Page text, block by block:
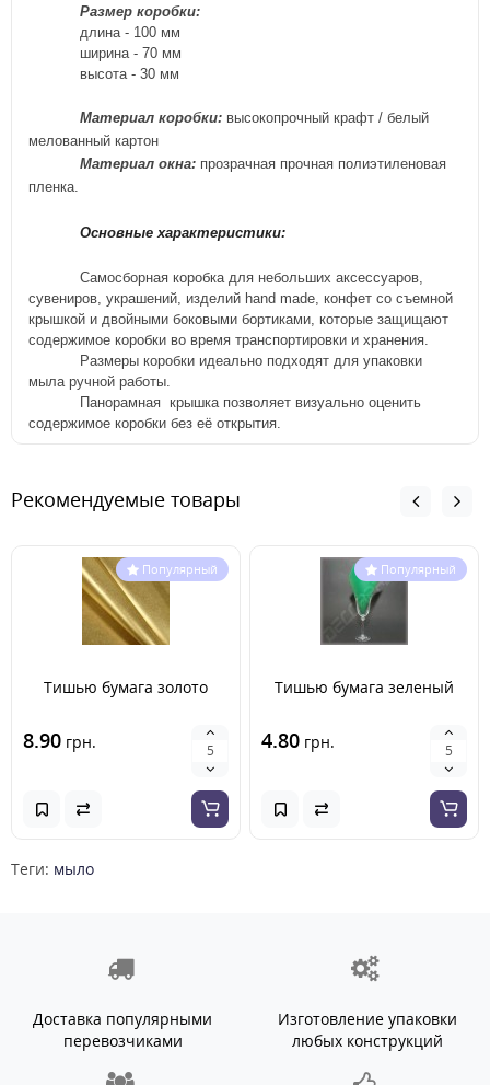
Размер коробки:
длина - 100 мм
ширина - 70 мм
высота - 30 мм
Материал коробки: высокопрочный крафт / белый
мелованный картон
Материал окна: прозрачная прочная полиэтиленовая
пленка.
Основные характеристики:
Самосборная коробка для небольших аксессуаров,
сувениров, украшений, изделий hand made, конфет со съемной
крышкой и двойными боковыми бортиками, которые защищают
содержимое коробки во время транспортировки и хранения.
Размеры коробки идеально подходят для упаковки
мыла ручной работы.
Панорамная крышка позволяет визуально оценить
содержимое коробки без её открытия.
Рекомендуемые товары
Популярный
Тишью бумага золото
8.90 грн.
Популярный
Тишью бумага зеленый
4.80 грн.
Теги: мыло
Доставка популярными
перевозчиками
Изготовление упаковки
любых конструкций